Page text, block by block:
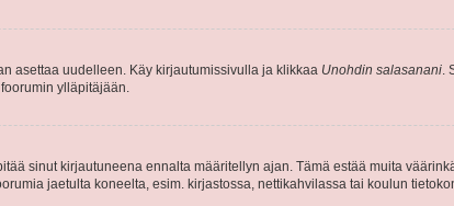
asettaa uudelleen. Käy kirjautumissivulla ja klikkaa Unohdin salasanani.
ylläpitäjään.
sinut kirjautuneena ennalta määritellyn ajan. Tämä estää muita
jaetulta koneelta, esim. kirjastossa, nettikahvilassa tai koulun